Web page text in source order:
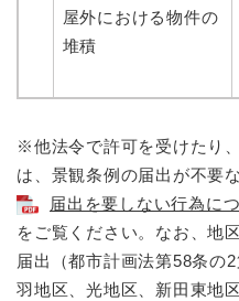
屋外における物件の
堆積
※他法令で許可を受けたり
は、景観条例の届出が不要
届出を要しない行為に
をご覧ください。なお、地
届出（都市計画法第58条の
羽地区、光地区、新田東地